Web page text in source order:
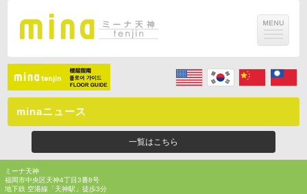
minaニュース
一覧はこちら
ミーナ天神
福岡市中央区天神4丁目3番8号
地下鉄 空港線「天神駅」徒歩3分